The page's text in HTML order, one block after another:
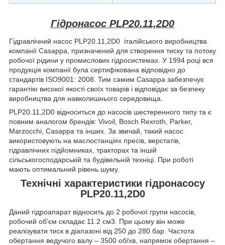
Гідронасос PLP20.11,2D0
Гідравлічний насос PLP20.11,2D0 італійського виробництва
компанії Casappa, призначений для створення тиску та потоку
робочої рідини у промислових гідросистемах. У 1994 році вся
продукція компанії була сертифікована відповідно до
стандартів ISO9001: 2008. Тим самим Casappa забезпечує
гарантію високої якості своїх товарів і відповідає за безпеку
виробництва для навколишнього середовища.
PLP20.11,2D0 відноситься до насосів шестеренного типу та є
повним аналогом брендів: Vivoil, Bosch Rexroth, Parker,
Marzocchi, Casappa та інших. За звичай, такий насос
використовують на маслостанціях пресів, верстатів,
гідравлічних підйомниках, тракторах та іншій
сільськогосподарській та будівельній техніці. При роботі
мають оптимальний рівень шуму.
Технічні характеристики гідронасосу
PLP20.11,2D0
Даний гідроапарат відносить до 2 робочої групи насосів,
робочий об’єм складає 11.2 см3 . При цьому він може
реалізувати тиск в діапазоні від 250 до 280 бар. Частота
обертання ведучого валу – 3500 об/хв, напрямок обертання –